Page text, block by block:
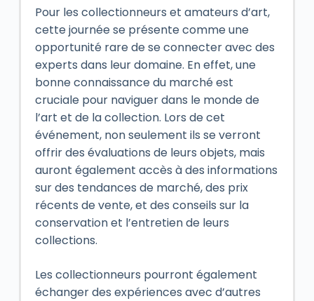
Pour les collectionneurs et amateurs d’art,
cette journée se présente comme une
opportunité rare de se connecter avec des
experts dans leur domaine. En effet, une
bonne connaissance du marché est
cruciale pour naviguer dans le monde de
l’art et de la collection. Lors de cet
événement, non seulement ils se verront
offrir des évaluations de leurs objets, mais
auront également accès à des informations
sur des tendances de marché, des prix
récents de vente, et des conseils sur la
conservation et l’entretien de leurs
collections.
Les collectionneurs pourront également
échanger des expériences avec d’autres